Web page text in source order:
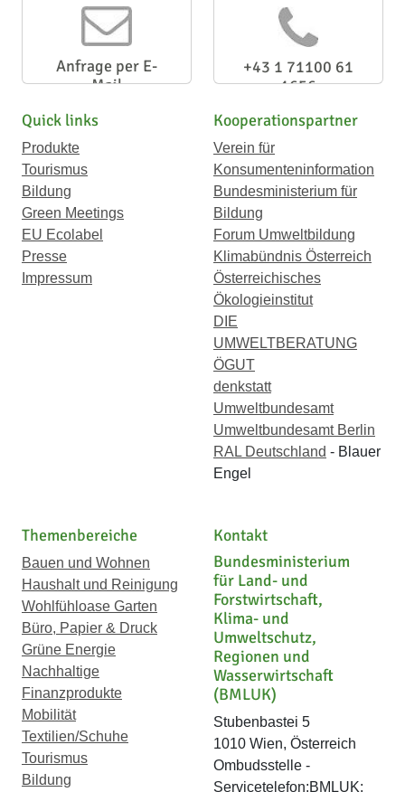
Anfrage per E-
Mail
+43 1 71100 61
1656
Quick links
Produkte
Tourismus
Bildung
Green Meetings
EU Ecolabel
Presse
Impressum
Kooperationspartner
Verein für
Konsumenteninformation
Bundesministerium für
Bildung
Forum Umweltbildung
Klimabündnis Österreich
Österreichisches
Ökologieinstitut
DIE
UMWELTBERATUNG
ÖGUT
denkstatt
Umweltbundesamt
Umweltbundesamt Berlin
RAL Deutschland - Blauer
Engel
Themenbereiche
Bauen und Wohnen
Haushalt und Reinigung
Wohlfühloase Garten
Büro, Papier & Druck
Grüne Energie
Nachhaltige
Finanzprodukte
Mobilität
Textilien/Schuhe
Tourismus
Bildung
Kontakt
Bundesministerium
für Land- und
Forstwirtschaft,
Klima- und
Umweltschutz,
Regionen und
Wasserwirtschaft
(BMLUK)
Stubenbastei 5
1010 Wien, Österreich
Ombudsstelle -
Servicetelefon:BMLUK: